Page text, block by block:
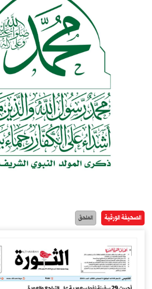
الصحيفة الورقية الملحق